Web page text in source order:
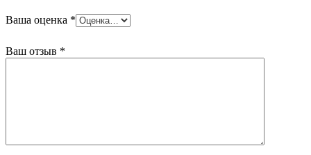
Ваша оценка *
Ваш отзыв *